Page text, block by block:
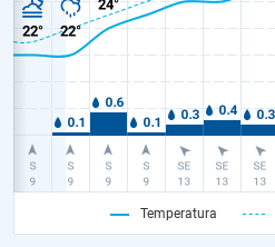
Temperatura